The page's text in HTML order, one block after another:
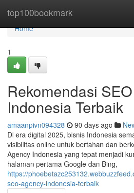
top100bookmark
Home
Home
1
Rekomendasi
Indonesia Terbaik
amaanpivn094328 90 days ago
Di era digital 2025, bisnis Indonesia
visibilitas online untuk bertahan dan
Agency Indonesia yang tepat menjadi
halaman pertama Google dan Bing,
https://
seo-agency-indonesia-terbaik